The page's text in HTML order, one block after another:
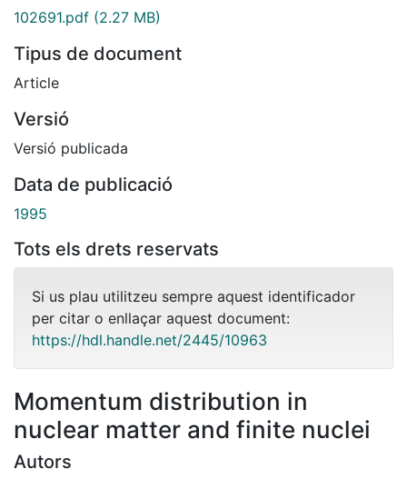
102691.pdf (2.27 MB)
Tipus de document
Article
Versió
Versió publicada
Data de publicació
1995
Tots els drets reservats
Si us plau utilitzeu sempre aquest identificador
per citar o enllaçar aquest document:
https://hdl.handle.net/2445/10963
Momentum distribution in
nuclear matter and finite nuclei
Autors